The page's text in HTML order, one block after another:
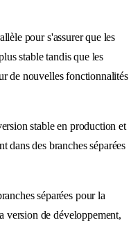
pour s'assurer que les
stable tandis que les
de nouvelles fonctionnalités
stable en production et
dans des branches séparées
séparées pour la
version de développement,